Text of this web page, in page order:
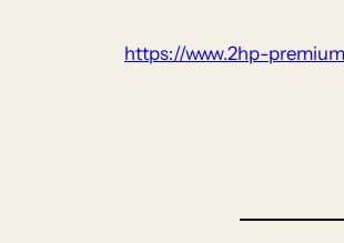
https://www.2hp-